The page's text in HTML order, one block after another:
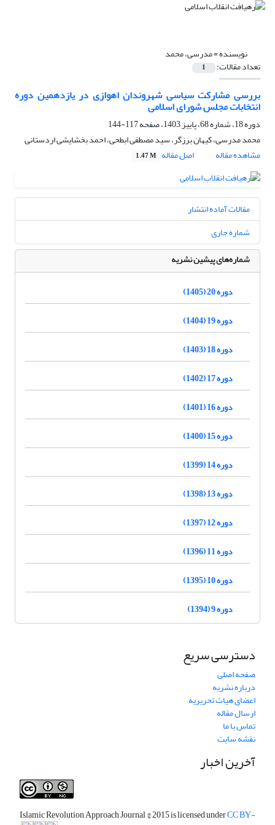
نویسنده =مدرسی، محمد
تعداد مقالات: 1
بررسی مشارکت سیاسی شهروندان اهوازی در یازدهمین دوره
انتخابات مجلس شورای اسلامی
دوره 18، شماره 68، پاییز 1403، صفحه
117-144
محمد مدرسی، کیهان برزگر، سید مصطفی ابطحی، احمد بخشایشی اردستانی
مشاهده مقاله
اصل مقاله 1.47 M
مقالات آماده انتشار
شماره جاری
شماره‌های پیشین نشریه
دوره 20 (1405)
دوره 19 (1404)
دوره 18 (1403)
دوره 17 (1402)
دوره 16 (1401)
دوره 15 (1400)
دوره 14 (1399)
دوره 13 (1398)
دوره 12 (1397)
دوره 11 (1396)
دوره 10 (1395)
دوره 9 (1394)
دسترسی سریع
صفحه اصلی
درباره نشریه
اعضای هیات تحریریه
ارسال مقاله
تماس با ما
نقشه سایت
آخرین اخبار
Islamic Revolution Approach Journal© 2015 is licensed underCC BY-